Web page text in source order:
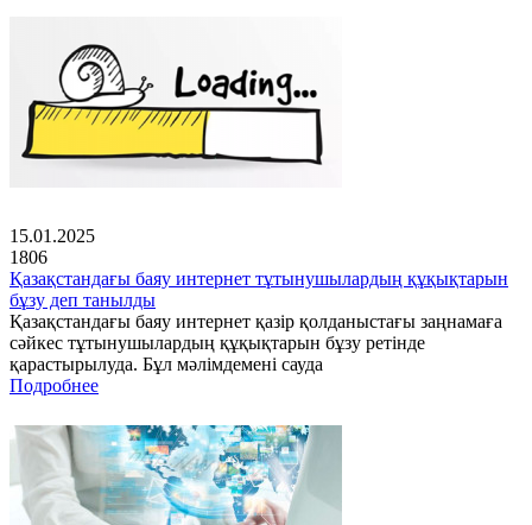
15.01.2025
1806
Қазақстандағы баяу интернет тұтынушылардың құқықтарын
бұзу деп танылды
Қазақстандағы баяу интернет қазір қолданыстағы заңнамаға
сәйкес тұтынушылардың құқықтарын бұзу ретінде
қарастырылуда. Бұл мәлімдемені сауда
Подробнее